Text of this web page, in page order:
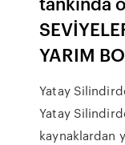
YARIM
Yatay
Yatay
kaynaklardan